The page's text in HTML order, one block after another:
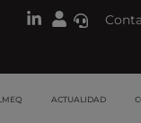
ACTUALIDAD